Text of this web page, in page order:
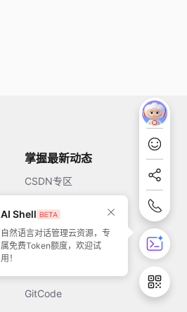
AI Shell
自然语言对话管理云资源，专
属免费Token额度，欢迎试
用！
掌握最新动态
CSDN专区
开源中国
51CTO
GitCode